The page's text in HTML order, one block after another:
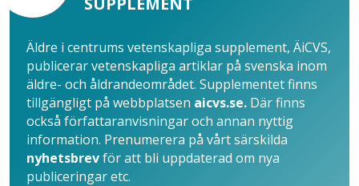
Äldre i centrums vetenskapliga supplement, ÄiCVS,
publicerar vetenskapliga artiklar på svenska inom
äldre- och åldrandeområdet. Supplementet finns
tillgängligt på webbplatsen aicvs.se. Där finns
också författaranvisningar och annan nyttig
information. Prenumerera på vårt särskilda
nyhetsbrevför att bli uppdaterad om nya
publiceringar etc.